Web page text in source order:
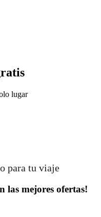
lugar
para tu viaje
las mejores ofertas!